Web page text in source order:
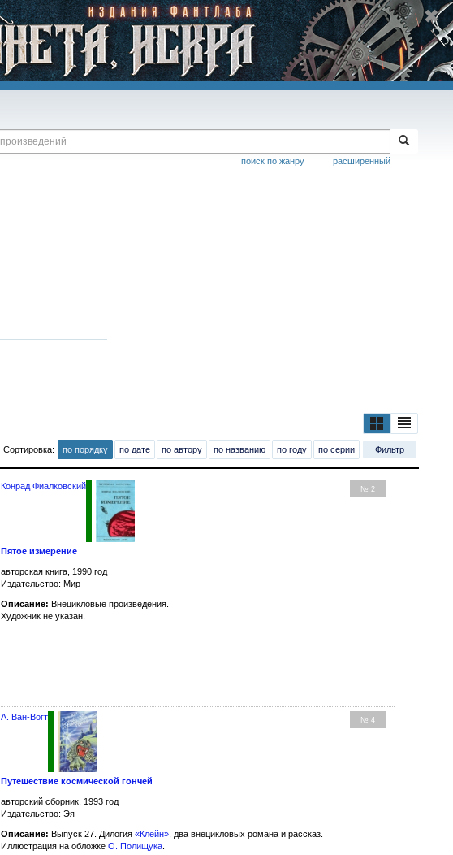
расширенный
поиск по жанру
Сортировка: по порядку по дате по автору по названию по году по серии Фильтр
№ 2
Конрад Фиалковский
Пятое измерение
авторская книга, 1990 год
Издательство: Мир
Описание: Внецикловые произведения.
Художник не указан.
№ 4
А. Ван-Вогт
Путешествие космической гончей
авторский сборник, 1993 год
Издательство: Эя
Описание: Выпуск 27. Дилогия«Клейн» , два внецикловых романа и рассказ.
Иллюстрация на обложкеО. Полищука